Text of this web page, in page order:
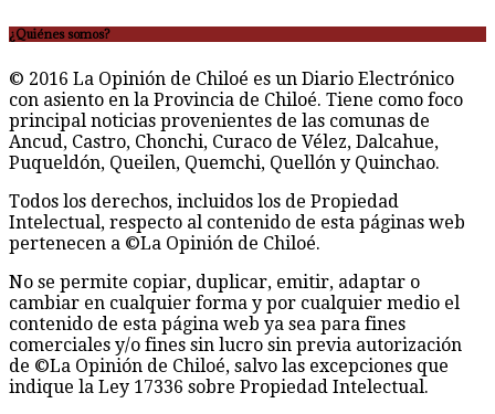
¿Quiénes somos?
© 2016 La Opinión de Chiloé es un Diario Electrónico
con asiento en la Provincia de Chiloé. Tiene como foco
principal noticias provenientes de las comunas de
Ancud, Castro, Chonchi, Curaco de Vélez, Dalcahue,
Puqueldón, Queilen, Quemchi, Quellón y Quinchao.
Todos los derechos, incluidos los de Propiedad
Intelectual, respecto al contenido de esta páginas web
pertenecen a ©La Opinión de Chiloé.
No se permite copiar, duplicar, emitir, adaptar o
cambiar en cualquier forma y por cualquier medio el
contenido de esta página web ya sea para fines
comerciales y/o fines sin lucro sin previa autorización
de ©La Opinión de Chiloé, salvo las excepciones que
indique la Ley 17336 sobre Propiedad Intelectual.